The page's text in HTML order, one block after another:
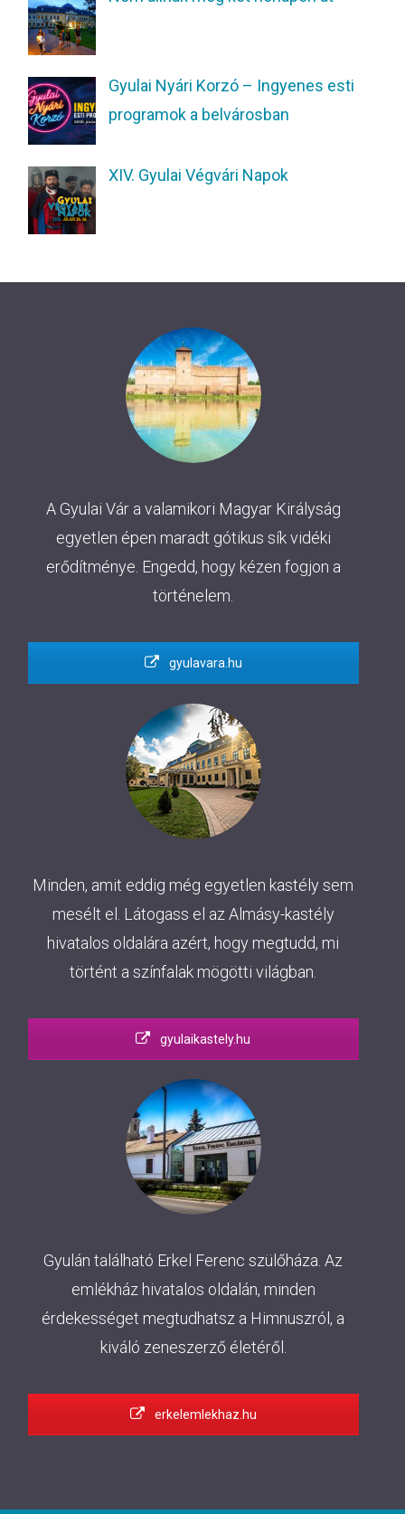
Gyulai Nyári Korzó – Ingyenes esti
programok a belvárosban
XIV. Gyulai Végvári Napok
A Gyulai Vár a valamikori Magyar Királyság
egyetlen épen maradt gótikus sík vidéki
erődítménye. Engedd, hogy kézen fogjon a
történelem.
gyulavara.hu
Minden, amit eddig még egyetlen kastély sem
mesélt el. Látogass el az Almásy-kastély
hivatalos oldalára azért, hogy megtudd, mi
történt a színfalak mögötti világban.
gyulaikastely.hu
Gyulán található Erkel Ferenc szülőháza. Az
emlékház hivatalos oldalán, minden
érdekességet megtudhatsz a Himnuszról, a
kiváló zeneszerző életéről.
erkelemlekhaz.hu